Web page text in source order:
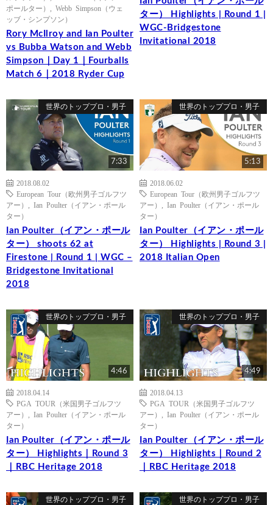
ポールター）
Webb Simpson（ウェ
ッブ・シンプソン）
Rory McIlroy and Ian Poulter
vs Bubba Watson and Webb
Simpson｜Day 1｜Fourballs
Match 6｜2018 Ryder Cup
ター） Highlights | Round 1 |
WGC-Bridgestone
Invitational 2018
世界のトッププロ・男子
7:33
2018.08.02
European Tour（欧州男子ゴルフツ
アー）
Ian Poulter（イアン・ポール
ター）
Ian Poulter（イアン・ポール
ター） shoots 62 at
Firestone | Round 1 | WGC –
Bridgestone Invitational
2018
世界のトッププロ・男子
5:13
2018.06.02
European Tour（欧州男子ゴルフツ
アー）
Ian Poulter（イアン・ポール
ター）
Ian Poulter（イアン・ポール
ター） Highlights | Round 3 |
2018 Italian Open
世界のトッププロ・男子
4:46
2018.04.14
PGA TOUR（米国男子ゴルフツ
アー）
Ian Poulter（イアン・ポール
ター）
Ian Poulter（イアン・ポール
ター） Highlights｜Round 3
｜RBC Heritage 2018
世界のトッププロ・男子
4:49
2018.04.13
PGA TOUR（米国男子ゴルフツ
アー）
Ian Poulter（イアン・ポール
ター）
Ian Poulter（イアン・ポール
ター） Highlights｜Round 2
｜RBC Heritage 2018
世界のトッププロ・男子 世界のトッププロ・男子